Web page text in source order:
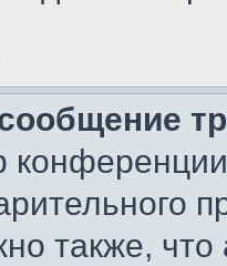
также, что